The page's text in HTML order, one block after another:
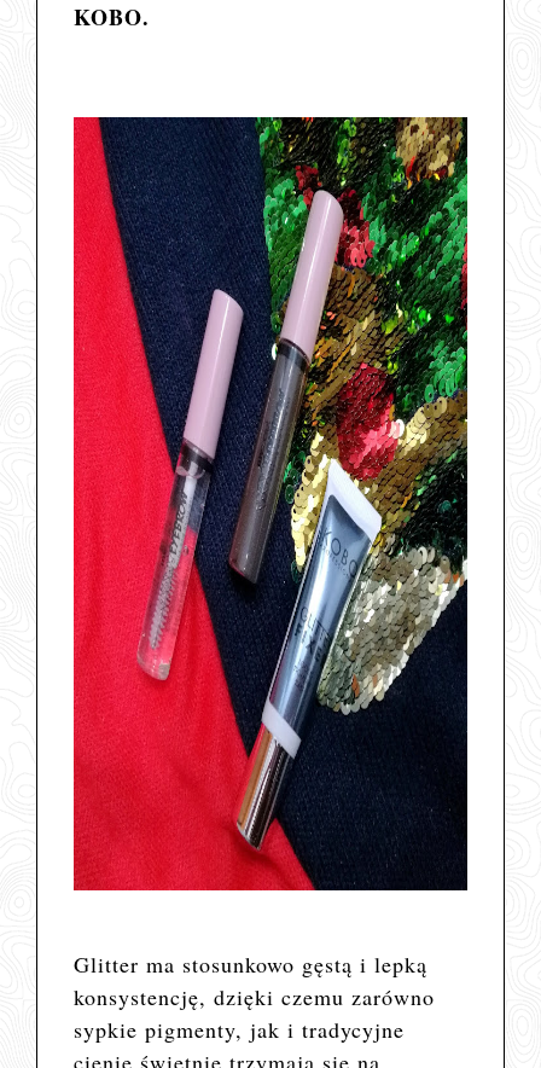
KOBO.
Glitter ma stosunkowo gęstą i lepką
konsystencję, dzięki czemu zarówno
sypkie pigmenty, jak i tradycyjne
cienie świetnie trzymają się na